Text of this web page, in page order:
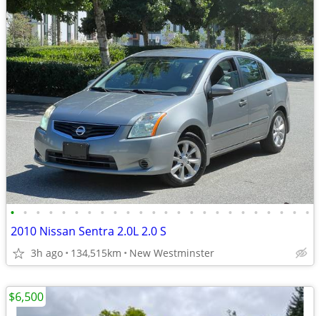
• • • • • • • • • • • • • • • • • • • • • • • •
2010 Nissan Sentra 2.0L 2.0 S
3h ago 134,515km New Westminster
$6,500